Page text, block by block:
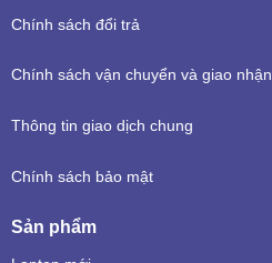
Chính sách đổi trả
Chính sách vận chuyển và giao nhận
Thông tin giao dịch chung
Chính sách bảo mật
Sản phẩm